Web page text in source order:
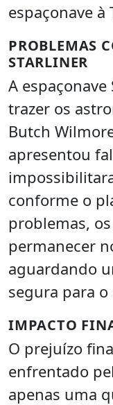
espaçonave à
PROBLEMAS
STARLINER
A
trazer os
Butch
apresentou
conforme o
problemas,
permanecer
aguardando
segura para
IMPACTO
O prejuízo
enfrentado
apenas uma